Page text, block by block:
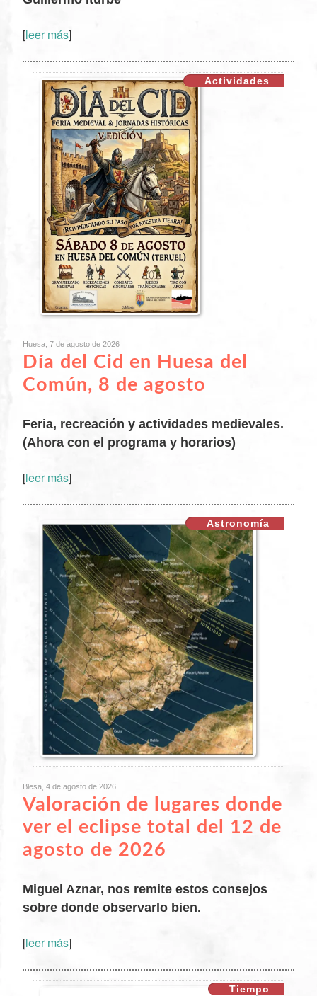
[leer más]
Actividades
XX
Huesa, 7 de agosto de 2026
Día del Cid en Huesa del
Común, 8 de agosto
Feria, recreación y actividades medievales.
(Ahora con el programa y horarios)
[leer más]
Astronomía
Blesa, 4 de agosto de 2026
Valoración de lugares donde
ver el eclipse total del 12 de
agosto de 2026
Miguel Aznar, nos remite estos consejos
sobre donde observarlo bien.
[leer más]
Tiempo